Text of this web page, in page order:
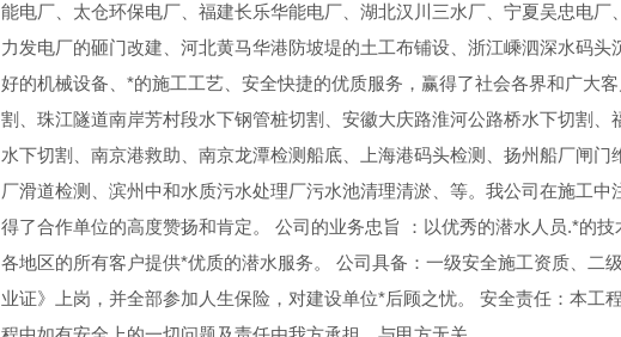
能电厂、太仓环保电厂、福建长乐华能电厂、湖北汉川三水厂、宁夏吴忠电
力发电厂的砸门改建、河北黄马华港防坡堤的土工布铺设、浙江嵊泗深水码
好的机械设备、*的施工工艺、安全快捷的优质服务，赢得了社会各界和广大
割、珠江隧道南岸芳村段水下钢管桩切割、安徽大庆路淮河公路桥水下切割
水下切割、南京港救助、南京龙潭检测船底、上海港码头检测、扬州船厂闸
厂滑道检测、滨州中和水质污水处理厂污水池清理清淤、等。我公司在施工
得了合作单位的高度赞扬和肯定。 公司的业务忠旨 ：以优秀的潜水人员.*的
各地区的所有客户提供*优质的潜水服务。 公司具备：一级安全施工资质、
业证》上岗，并全部参加人生保险，对建设单位*后顾之忧。 安全责任：本